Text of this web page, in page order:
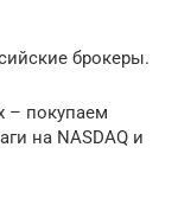
брокеры.
– покупаем
на NASDAQ и